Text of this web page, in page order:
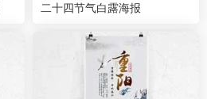
二十四节气白露海报